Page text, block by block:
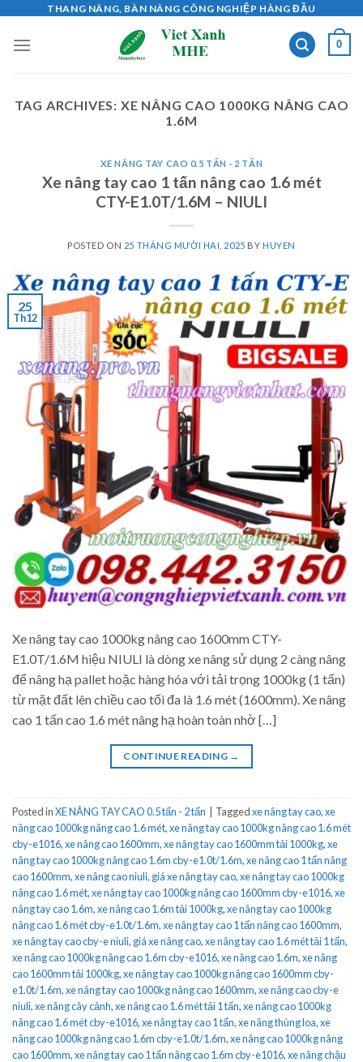
content
THANG NÂNG, BÀN NÂNG CÔNG NGHIỆP HÀNG ĐẦU
0
TAG ARCHIVES: XE NÂNG CAO 1000KG NÂNG CAO
1.6M
XE NÂNG TAY CAO 0.5 TẤN - 2 TẤN
Xe nâng tay cao 1 tấn nâng cao 1.6 mét
CTY-E1.0T/1.6M – NIULI
POSTED ON 25 THÁNG MƯỜI HAI, 2025 BY HUYEN
25
Th12
Xe nâng tay cao 1000kg nâng cao 1600mm CTY-
E1.0T/1.6M hiệu NIULI là dòng xe nâng sử dụng 2 càng nâng
để nâng hạ pallet hoặc hàng hóa với tải trọng 1000kg (1 tấn)
từ mặt đất lên chiều cao tối đa là 1.6 mét (1600mm). Xe nâng
cao 1 tấn cao 1.6 mét nâng hạ hoàn toàn nhờ […]
CONTINUE READING →
Posted inXE NÂNG TAY CAO 0.5 tấn - 2 tấn Taggedxe nâng tay cao,xe
nâng cao 1000kg nâng cao 1.6 mét,xe nâng tay cao 1000kg nâng cao 1.6 mét
cby-e1016,xe nâng cao 1600mm,xe nâng tay cao 1600mm tải 1000kg,xe
nâng tay cao 1000kg nâng cao 1.6m cby-e1.0t/1.6m,xe nâng cao 1 tấn nâng
cao 1600mm,xe nâng cao niuli, giá xe nâng tay cao,xe nâng tay cao 1000kg
nâng cao 1.6 mét,xe nâng tay cao 1000kg nâng cao 1600mm cby-e1016,xe
nâng tay cao 1.6m,xe nâng cao 1.6m tải 1000kg,xe nâng tay cao 1000kg
nâng cao 1.6 mét cby-e1.0t/1.6m,xe nâng tay cao 1 tấn nâng cao 1600mm,
xe nâng tay cao cby-e niuli, giá xe nâng cao,xe nâng tay cao 1.6 mét tải 1 tấn,
xe nâng cao 1000kg nâng cao 1.6m cby-e1016,xe nâng cao 1.6m,xe nâng
cao 1600mm tải 1000kg,xe nâng tay cao 1000kg nâng cao 1600mm cby-
e1.0t/1.6m,xe nâng tay cao 1000kg nâng cao 1600mm,xe nâng cao cby-e
niuli,xe nâng cây cảnh,xe nâng cao 1.6 mét tải 1 tấn,xe nâng cao 1000kg
nâng cao 1.6 mét cby-e1016,xe nâng tay cao 1 tấn,xe nâng thùng loa,xe
nâng cao 1000kg nâng cao 1.6m cby-e1.0t/1.6m,xe nâng cao 1000kg nâng
cao 1600mm,xe nâng tay cao 1 tấn nâng cao 1.6m cby-e1016,xe nâng chậu